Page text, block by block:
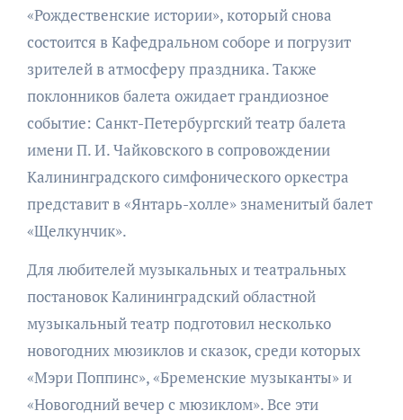
«Рождественские истории», который снова
состоится в Кафедральном соборе и погрузит
зрителей в атмосферу праздника. Также
поклонников балета ожидает грандиозное
событие: Санкт-Петербургский театр балета
имени П. И. Чайковского в сопровождении
Калининградского симфонического оркестра
представит в «Янтарь-холле» знаменитый балет
«Щелкунчик».
Для любителей музыкальных и театральных
постановок Калининградский областной
музыкальный театр подготовил несколько
новогодних мюзиклов и сказок, среди которых
«Мэри Поппинс», «Бременские музыканты» и
«Новогодний вечер с мюзиклом». Все эти